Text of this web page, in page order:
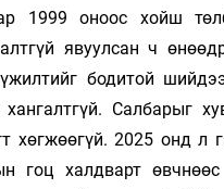
1999 оноос хойш
явуулсан ч
бодитой
Салбарыг
хөгжөөгүй. 2025 онд л
гоц халдварт өвчнөөс